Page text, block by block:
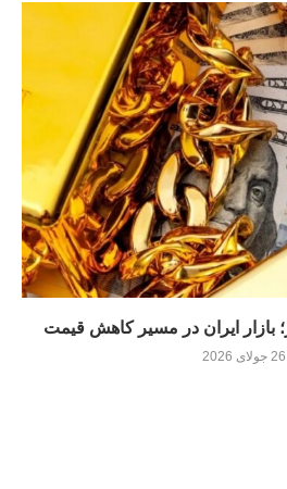
بازار ایران در مسیر کاهش قیمت
26 جولای 2026